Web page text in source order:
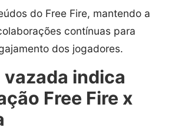
do Free Fire, mantendo a
contínuas para
dos jogadores.
vazada indica
Free Fire x